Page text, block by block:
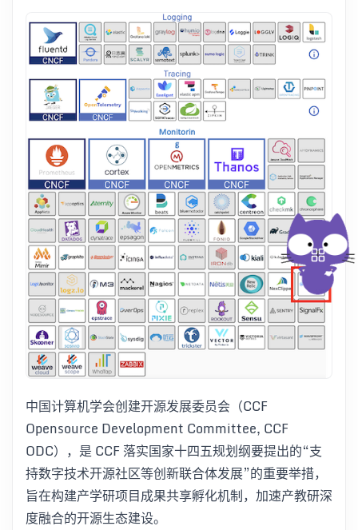
中国计算机学会创建开源发展委员会（CCF
Opensource Development Committee, CCF
ODC），是 CCF 落实国家十四五规划纲要提出的“支
持数字技术开源社区等创新联合体发展”的重要举措，
旨在构建产学研项目成果共享孵化机制，加速产教研深
度融合的开源生态建设。